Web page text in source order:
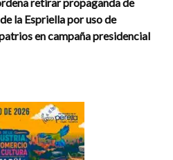
la Espriella por uso de
en campaña presidencial